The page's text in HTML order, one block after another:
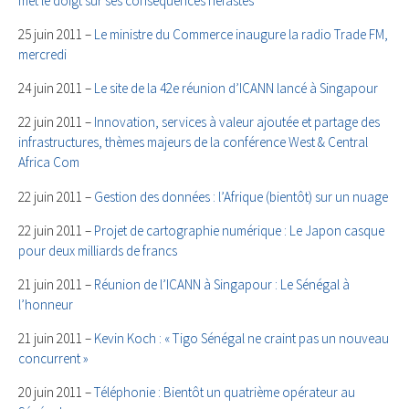
25 juin 2011 – Le ministre du Commerce inaugure la radio Trade FM,
mercredi
24 juin 2011 – Le site de la 42e réunion d’ICANN lancé à Singapour
22 juin 2011 – Innovation, services à valeur ajoutée et partage des
infrastructures, thèmes majeurs de la conférence West & Central
Africa Com
22 juin 2011 – Gestion des données : l’Afrique (bientôt) sur un nuage
22 juin 2011 – Projet de cartographie numérique : Le Japon casque
pour deux milliards de francs
21 juin 2011 – Réunion de l’ICANN à Singapour : Le Sénégal à
l’honneur
21 juin 2011 – Kevin Koch : « Tigo Sénégal ne craint pas un nouveau
concurrent »
20 juin 2011 –Téléphonie : Bientôt un quatrième opérateur au